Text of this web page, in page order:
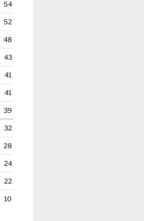
54
52
48
43
41
41
39
32
28
24
22
10